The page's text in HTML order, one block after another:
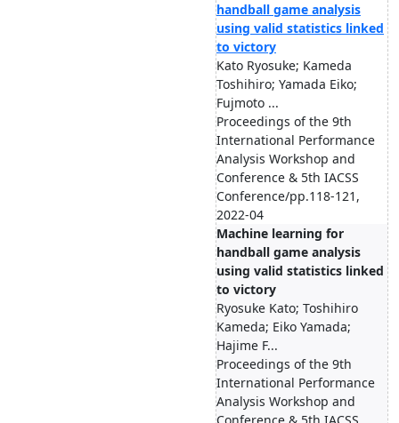
handball game analysis
using valid statistics linked
to victory
Kato Ryosuke; Kameda
Toshihiro; Yamada Eiko;
Fujmoto ...
Proceedings of the 9th
International Performance
Analysis Workshop and
Conference & 5th IACSS
Conference/pp.118-121,
2022-04
Machine learning for
handball game analysis
using valid statistics linked
to victory
Ryosuke Kato; Toshihiro
Kameda; Eiko Yamada;
Hajime F...
Proceedings of the 9th
International Performance
Analysis Workshop and